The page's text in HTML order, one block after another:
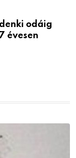
odáig
évesen